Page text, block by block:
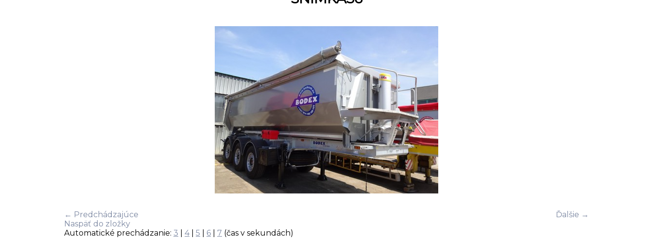
← Predchádzajúce
Ďalšie →
Naspäť do zložky
Automatické prechádzanie: 3 4| 5 6 7 (čas v sekundách)